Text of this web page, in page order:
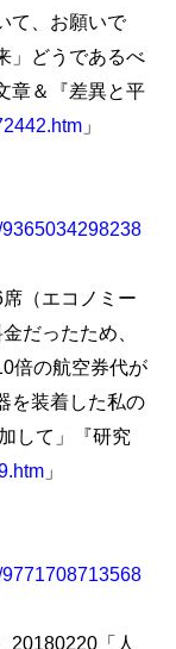
て、お願いで
」どうであるべ
章＆『差異と平
」
（エコノミー
だったため、
倍の航空券代が
を装着した私の
して」『研究
」
20180220「人